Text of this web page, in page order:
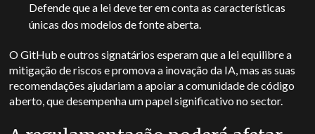
Defende que a lei deve ter em conta as características
únicas dos modelos de fonte aberta.
O GitHub e outros signatários esperam que a lei equilibre a
mitigação de riscos e promova a inovação da IA, mas as suas
recomendações ajudariam a apoiar a comunidade de código
aberto, que desempenha um papel significativo no sector.